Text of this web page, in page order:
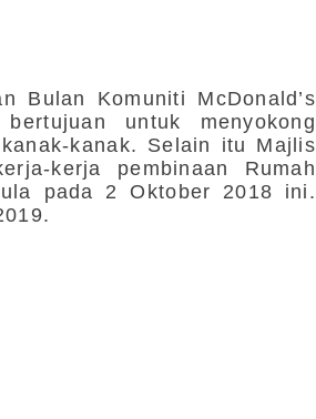
Bulan Komuniti McDonald’s
untuk menyokong
kanak. Selain itu Majlis
kerja pembinaan Rumah
pada 2 Oktober 2018 ini.